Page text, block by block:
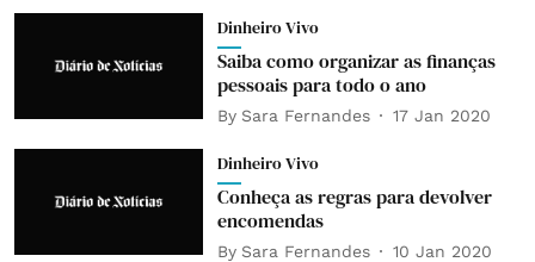
Dinheiro Vivo
Saiba como organizar as finanças
pessoais para todo o ano
By Sara Fernandes 17 Jan 2020
Dinheiro Vivo
Conheça as regras para devolver
encomendas
By Sara Fernandes 10 Jan 2020